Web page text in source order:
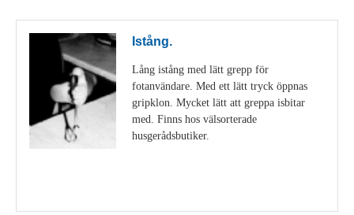
Istång.
Lång istång med lätt grepp för
fotanvändare. Med ett lätt tryck öppnas
gripklon. Mycket lätt att greppa isbitar
med. Finns hos välsorterade
husgerådsbutiker.